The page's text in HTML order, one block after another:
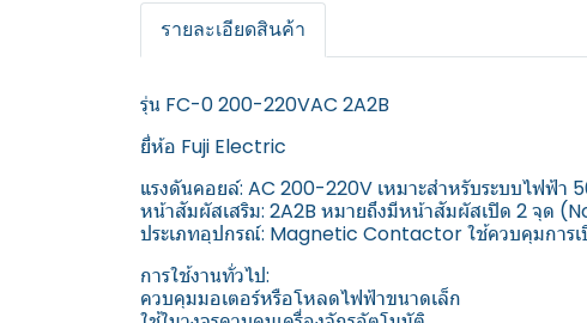
รายละเอียดสินค้า
รุ่น FC-0 200-220VAC 2A2B
ยี่ห้อ Fuji Electric
แรงดันคอยล์: AC 200-220V เหมาะสำหรับระบบไฟฟ้า
หน้าสัมผัสเสริม: 2A2B หมายถึงมีหน้าสัมผัสเปิด 2 จุด
ประเภทอุปกรณ์: Magnetic Contactor ใช้ควบคุมการ
การใช้งานทั่วไป:
ควบคุมมอเตอร์หรือโหลดไฟฟ้าขนาดเล็ก